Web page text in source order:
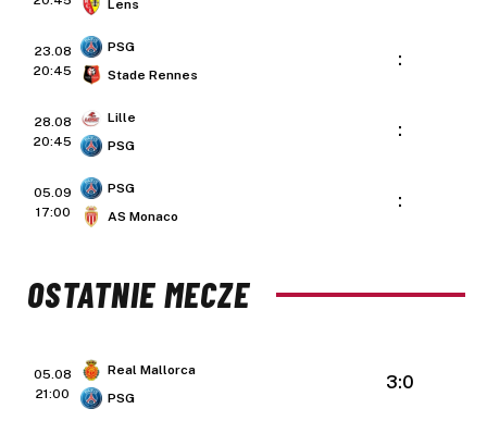
Lens
23.08
20:45
PSG
Stade Rennes
:
28.08
20:45
Lille
PSG
:
05.09
17:00
PSG
AS Monaco
:
OSTATNIE MECZE
05.08
21:00
Real Mallorca
PSG
3:0